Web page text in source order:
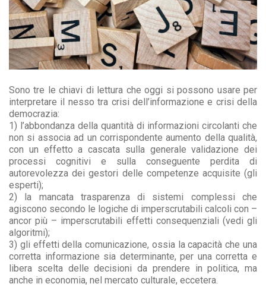
Sono tre le chiavi di lettura che oggi si possono usare per
interpretare il nesso tra crisi dell’informazione e crisi della
democrazia:
1) l’abbondanza della quantità di informazioni circolanti che
non si associa ad un corrispondente aumento della qualità,
con un effetto a cascata sulla generale validazione dei
processi cognitivi e sulla conseguente perdita di
autorevolezza dei gestori delle competenze acquisite (gli
esperti);
2) la mancata trasparenza di sistemi complessi che
agiscono secondo le logiche di imperscrutabili calcoli con –
ancor più – imperscrutabili effetti consequenziali (vedi gli
algoritmi);
3) gli effetti della comunicazione, ossia la capacità che una
corretta informazione sia determinante, per una corretta e
libera scelta delle decisioni da prendere in politica, ma
anche in economia, nel mercato culturale, eccetera.